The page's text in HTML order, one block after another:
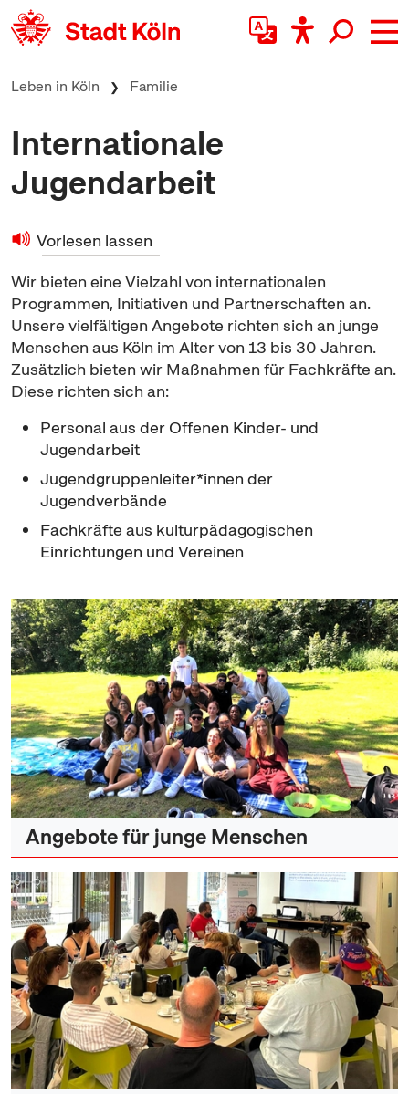
zum Inhalt springen
Leben in Köln Familie
Internationale
Jugendarbeit
Vorlesen lassen
Wir bieten eine Vielzahl von internationalen
Programmen, Initiativen und Partnerschaften an.
Unsere vielfältigen Angebote richten sich an junge
Menschen aus Köln im Alter von 13 bis 30 Jahren.
Zusätzlich bieten wir Maßnahmen für Fachkräfte an.
Diese richten sich an:
Personal aus der Offenen Kinder- und
Jugendarbeit
Jugendgruppenleiter*innen der
Jugendverbände
Fachkräfte aus kulturpädagogischen
Einrichtungen und Vereinen
Angebote für junge Menschen